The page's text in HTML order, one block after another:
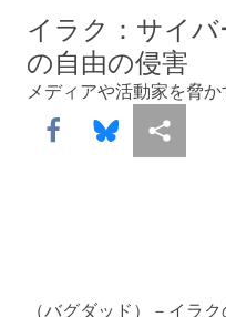
イラク：サイ
の自由の侵害
メディアや活動家を脅
Share this via Facebook
Share this via
More
（バグダッド）－イラ